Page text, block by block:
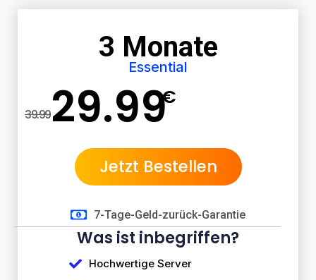
3 Monate
Essential
39.9929.99€
Jetzt Bestellen
7-Tage-Geld-zurück-Garantie
Was ist inbegriffen?
Hochwertige Server